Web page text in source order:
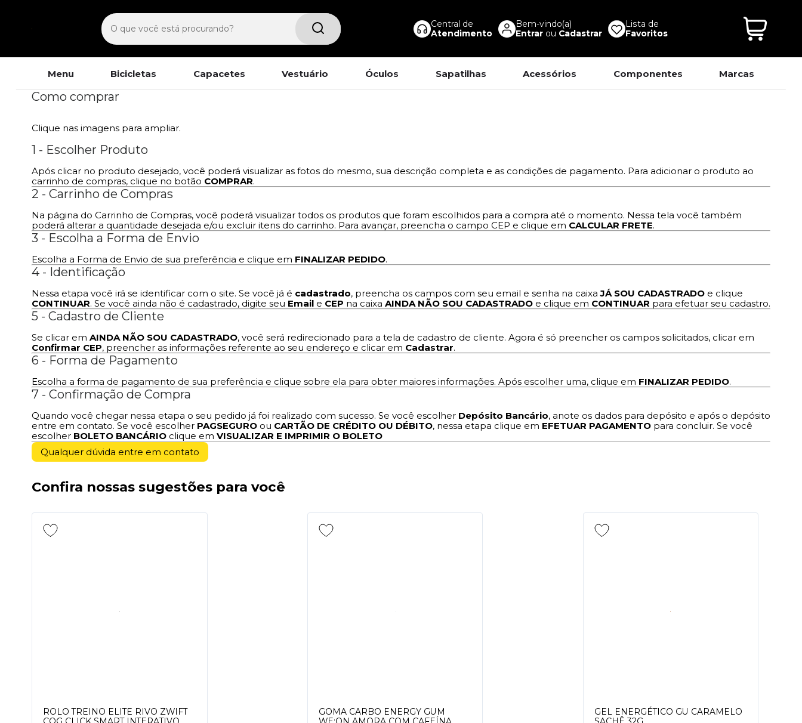
Central de
Atendimento
Bem-vindo(a)
Entrarou Cadastrar
Lista de
Favoritos
Menu Bicicletas Capacetes Vestuário Óculos Sapatilhas Acessórios Componentes Marcas
Como comprar
Clique nas imagens para ampliar.
1 - Escolher Produto
Após clicar no produto desejado, você poderá visualizar as fotos do mesmo, sua descrição completa e as condições de pagamento. Para adicionar o produto ao
carrinho de compras, clique no botão COMPRAR.
2 - Carrinho de Compras
Na página do Carrinho de Compras, você poderá visualizar todos os produtos que foram escolhidos para a compra até o momento. Nessa tela você também
poderá alterar a quantidade desejada e/ou excluir itens do carrinho. Para avançar, preencha o campo CEP e clique em CALCULAR FRETE.
3 - Escolha a Forma de Envio
Escolha a Forma de Envio de sua preferência e clique em FINALIZAR PEDIDO.
4 - Identificação
Nessa etapa você irá se identificar com o site. Se você já é cadastrado, preencha os campos com seu email e senha na caixaJÁ SOU CADASTRADO e clique
CONTINUAR. Se você ainda não é cadastrado, digite seu Email e CEP na caixa AINDA NÃO SOU CADASTRADO e clique em CONTINUAR para efetuar seu cadastro.
5 - Cadastro de Cliente
Se clicar em AINDA NÃO SOU CADASTRADO, você será redirecionado para a tela de cadastro de cliente. Agora é só preencher os campos solicitados, clicar em
Confirmar CEP, preencher as informações referente ao seu endereço e clicar em Cadastrar.
6 - Forma de Pagamento
Escolha a forma de pagamento de sua preferência e clique sobre ela para obter maiores informações. Após escolher uma, clique em FINALIZAR PEDIDO.
7 - Confirmação de Compra
Quando você chegar nessa etapa o seu pedido já foi realizado com sucesso. Se você escolher Depósito Bancário, anote os dados para depósito e após o depósito
entre em contato. Se você escolher PAGSEGURO ou CARTÃO DE CRÉDITO OU DÉBITO, nessa etapa clique em EFETUAR PAGAMENTO para concluir. Se você
escolher BOLETO BANCÁRIO clique em VISUALIZAR E IMPRIMIR O BOLETO
Qualquer dúvida entre em contato
Confira nossas sugestões para você
ROLO TREINO ELITE RIVO ZWIFT
GOMA CARBO ENERGY GUM
GEL ENERGÉTICO GU CARAMELO